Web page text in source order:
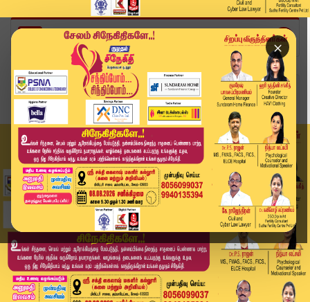
×
Home
வீடியோ ஸ்டோரி
நகை வியாபாரியை வழிமறித்து ரூ.1 கோடி தங்கக் கட்ட...